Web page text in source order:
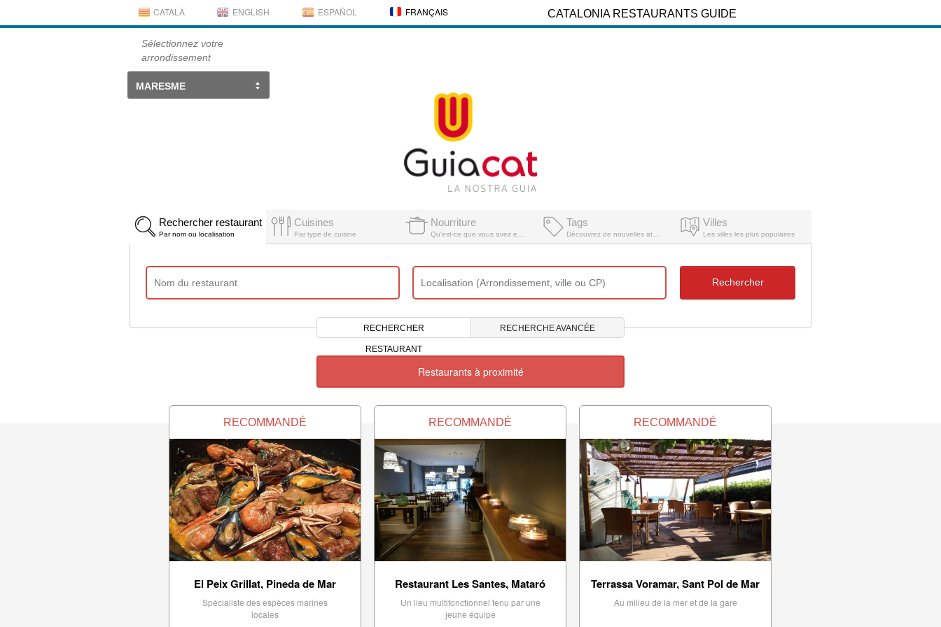
CATALÀ ENGLISH ESPAÑOL FRANÇAIS CATALONIA RESTAURANTS GUIDE
Sélectionnez votre
arrondissement
MARESME
Rechercher restaurant
Par nom ou localisation
Cuisines
Par type de cuisine
Nourriture Tags Villes
Les villes les plus populaires
RECHERCHER
RESTAURANT
RECHERCHE AVANCÉE
Restaurants à proximité
RECOMMANDÉ
El Peix Grillat, Pineda de Mar
Spécialiste des espèces marines
locales
RECOMMANDÉ
Restaurant Les Santes, Mataró
Un lieu multifonctionnel tenu par une
jeune équipe
RECOMMANDÉ
Terrassa Voramar, Sant Pol de Mar
Au milieu de la mer et de la gare